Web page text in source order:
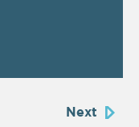
Next